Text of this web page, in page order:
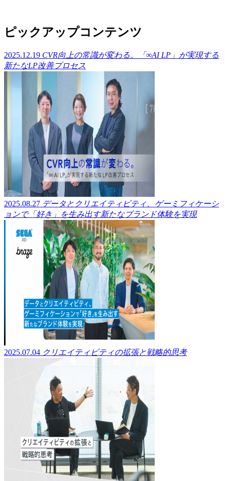
ピックアップコンテンツ
2025.12.19 CVR向上の常識が変わる。「∞AI LP」が実現する
新たなLP改善プロセス
2025.08.27 データとクリエイティビティ、ゲーミフィケーシ
ョンで「好き」を生み出す新たなブランド体験を実現
2025.07.04 クリエイティビティの拡張と戦略的思考